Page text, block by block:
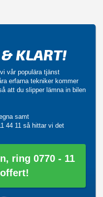
KLART!
vår populära tjänst
erfarna tekniker kommer
att du slipper lämna in bilen
samt
44 11 så hittar vi det
ring 0770 - 11